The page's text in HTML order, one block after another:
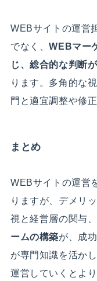
WEBサイトの運営
でなく、WEBマー
じ、総合的な判断
ります。多角的な
門と適宜調整や修
まとめ
WEBサイトの運営
りますが、デメリ
視と経営層の関与
ームの構築が、成
が専門知識を活か
運営していくとよ